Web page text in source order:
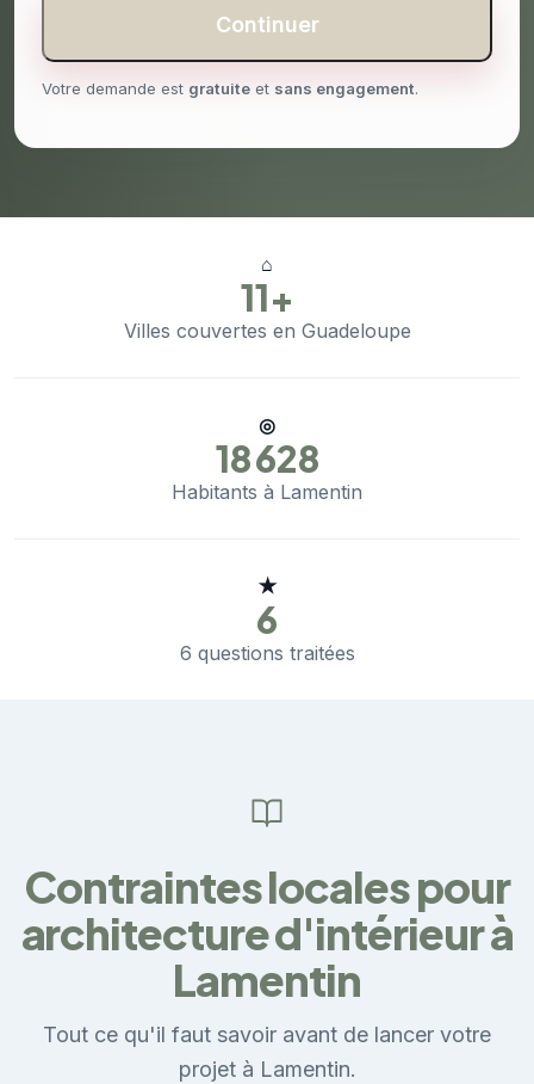
Continuer
Votre demande est gratuite et sans engagement.
⌂
11+
Villes couvertes en Guadeloupe
◎
18 628
Habitants à Lamentin
★
6
6 questions traitées
Contraintes locales pour
architecture d'intérieur à
Lamentin
Tout ce qu'il faut savoir avant de lancer votre
projet à Lamentin.